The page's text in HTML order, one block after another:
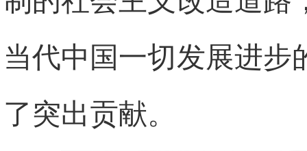
当代中国一切发展进步
了突出贡献。